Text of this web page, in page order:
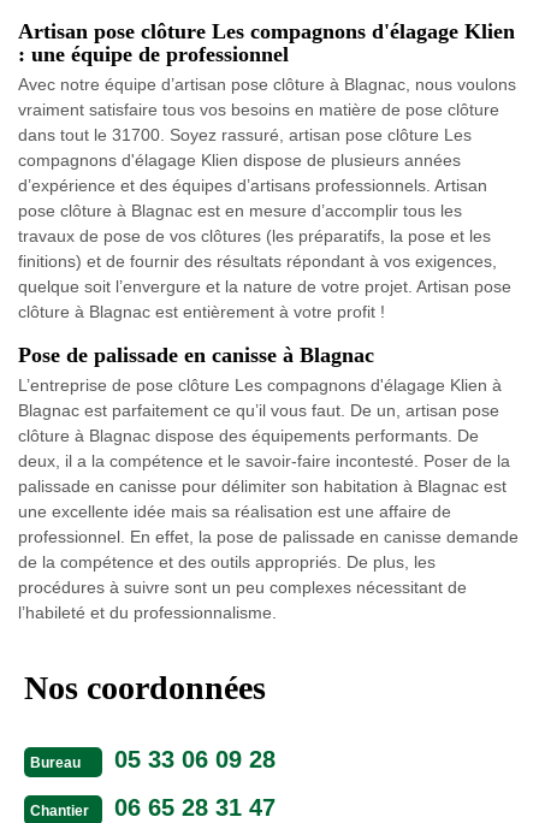
Artisan pose clôture Les compagnons d'élagage Klien
: une équipe de professionnel
Avec notre équipe d’artisan pose clôture à Blagnac, nous voulons
vraiment satisfaire tous vos besoins en matière de pose clôture
dans tout le 31700. Soyez rassuré, artisan pose clôture Les
compagnons d'élagage Klien dispose de plusieurs années
d’expérience et des équipes d’artisans professionnels. Artisan
pose clôture à Blagnac est en mesure d’accomplir tous les
travaux de pose de vos clôtures (les préparatifs, la pose et les
finitions) et de fournir des résultats répondant à vos exigences,
quelque soit l’envergure et la nature de votre projet. Artisan pose
clôture à Blagnac est entièrement à votre profit !
Pose de palissade en canisse à Blagnac
L’entreprise de pose clôture Les compagnons d'élagage Klien à
Blagnac est parfaitement ce qu’il vous faut. De un, artisan pose
clôture à Blagnac dispose des équipements performants. De
deux, il a la compétence et le savoir-faire incontesté. Poser de la
palissade en canisse pour délimiter son habitation à Blagnac est
une excellente idée mais sa réalisation est une affaire de
professionnel. En effet, la pose de palissade en canisse demande
de la compétence et des outils appropriés. De plus, les
procédures à suivre sont un peu complexes nécessitant de
l’habileté et du professionnalisme.
Nos coordonnées
Bureau 05 33 06 09 28
Chantier 06 65 28 31 47